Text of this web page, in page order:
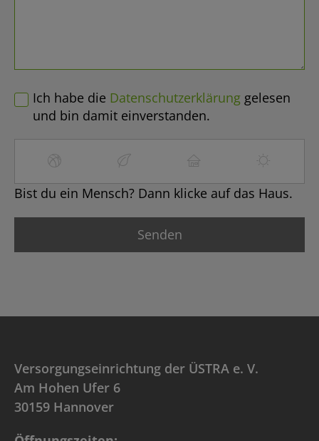
Ich habe die Datenschutzerklärung gelesen
und bin damit einverstanden.
Bist du ein Mensch? Dann klicke auf das Haus.
Versorgungseinrichtung der ÜSTRA e. V.
Am Hohen Ufer 6
30159 Hannover